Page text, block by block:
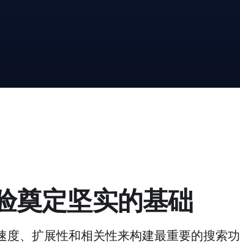
奠定坚实的基础
、扩展性和相关性来构建最重要的搜索功